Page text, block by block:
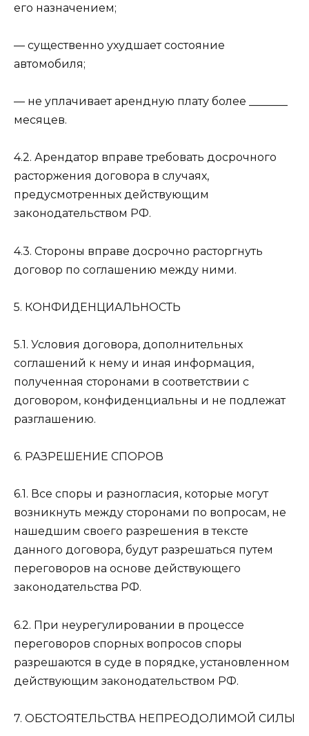
его назначением;
— существенно ухудшает состояние
автомобиля;
— не уплачивает арендную плату более _______
месяцев.
4.2. Арендатор вправе требовать досрочного
расторжения договора в случаях,
предусмотренных действующим
законодательством РФ.
4.3. Стороны вправе досрочно расторгнуть
договор по соглашению между ними.
5. КОНФИДЕНЦИАЛЬНОСТЬ
5.1. Условия договора, дополнительных
соглашений к нему и иная информация,
полученная сторонами в соответствии с
договором, конфиденциальны и не подлежат
разглашению.
6. РАЗРЕШЕНИЕ СПОРОВ
6.1. Все споры и разногласия, которые могут
возникнуть между сторонами по вопросам, не
нашедшим своего разрешения в тексте
данного договора, будут разрешаться путем
переговоров на основе действующего
законодательства РФ.
6.2. При неурегулировании в процессе
переговоров спорных вопросов споры
разрешаются в суде в порядке, установленном
действующим законодательством РФ.
7. ОБСТОЯТЕЛЬСТВА НЕПРЕОДОЛИМОЙ СИЛЫ